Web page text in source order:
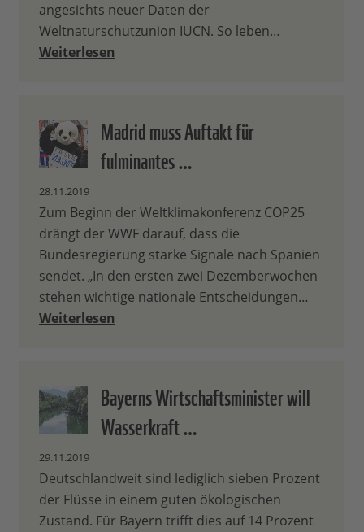
angesichts neuer Daten der
Weltnaturschutzunion IUCN. So leben…
Weiterlesen
Madrid muss Auftakt für
fulminantes …
28.11.2019
Zum Beginn der Weltklimakonferenz COP25
drängt der WWF darauf, dass die
Bundesregierung starke Signale nach Spanien
sendet. „In den ersten zwei Dezemberwochen
stehen wichtige nationale Entscheidungen…
Weiterlesen
Bayerns Wirtschaftsminister will
Wasserkraft …
29.11.2019
Deutschlandweit sind lediglich sieben Prozent
der Flüsse in einem guten ökologischen
Zustand. Für Bayern trifft dies auf 14 Prozent